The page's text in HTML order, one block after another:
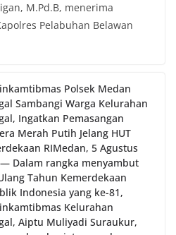
M.Pd.B, menerima
Pelabuhan Belawan
Polsek Medan
Sambangi Warga Kelurahan
Ingatkan Pemasangan
Merah Putih Jelang HUT
RI‎‎Medan, 5 Agustus
Dalam rangka menyambut
Tahun Kemerdekaan
Indonesia yang ke-81,
Kelurahan
Aiptu Muliyadi Suraukur,